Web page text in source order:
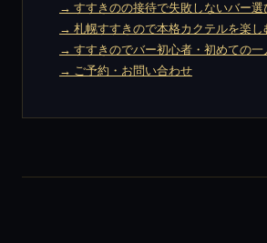
→ すすきのの接待で失敗しないバー選
→ 札幌すすきので本格カクテルを楽し
→ すすきのでバー初心者・初めての一
→ ご予約・お問い合わせ